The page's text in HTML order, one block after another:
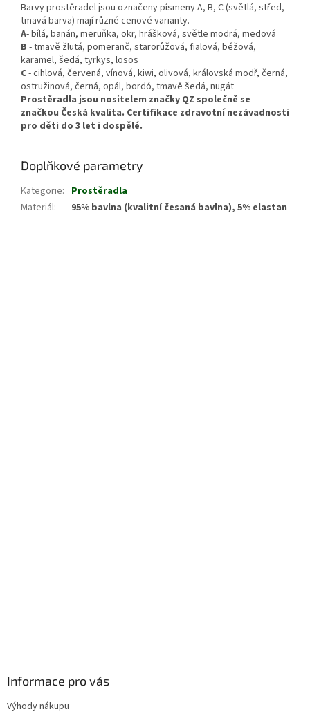
Barvy prostěradel jsou označeny písmeny A, B, C (světlá, střed,
tmavá barva) mají různé cenové varianty.
A- bílá, banán, meruňka, okr, hrášková, světle modrá, medová
B - tmavě žlutá, pomeranč, starorůžová, fialová, béžová,
karamel, šedá, tyrkys, losos
C- cihlová, červená, vínová, kiwi, olivová, královská modř, černá,
ostružinová, černá, opál, bordó, tmavě šedá, nugát
Prostěradla jsou nositelem značky QZ společně se
značkou Česká kvalita. Certifikace zdravotní nezávadnosti
pro děti do 3 let i dospělé.
Doplňkové parametry
Kategorie: Prostěradla
Materiál: 95% bavlna (kvalitní česaná bavlna), 5% elastan
Informace pro vás
Výhody nákupu